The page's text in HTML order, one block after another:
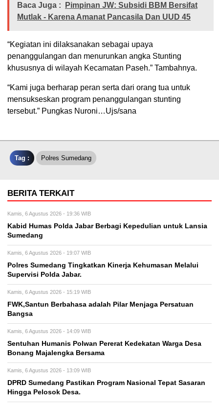
Baca Juga :
Pimpinan JW: Subsidi BBM Bersifat
Mutlak - Karena Amanat Pancasila Dan UUD 45
“Kegiatan ini dilaksanakan sebagai upaya
penanggulangan dan menurunkan angka Stunting
khususnya di wilayah Kecamatan Paseh.” Tambahnya.
“Kami juga berharap peran serta dari orang tua untuk
mensukseskan program penanggulangan stunting
tersebut.” Pungkas Nuroni…Ujs/sana
Tag : Polres Sumedang
BERITA TERKAIT
Kamis, 6 Agustus 2026 - 19:36 WIB
Kabid Humas Polda Jabar Berbagi Kepedulian untuk Lansia
Sumedang
Kamis, 6 Agustus 2026 - 19:07 WIB
Polres Sumedang Tingkatkan Kinerja Kehumasan Melalui
Supervisi Polda Jabar.
Kamis, 6 Agustus 2026 - 15:19 WIB
FWK,Santun Berbahasa adalah Pilar Menjaga Persatuan
Bangsa
Kamis, 6 Agustus 2026 - 14:09 WIB
Sentuhan Humanis Polwan Pererat Kedekatan Warga Desa
Bonang Majalengka Bersama
Kamis, 6 Agustus 2026 - 13:09 WIB
DPRD Sumedang Pastikan Program Nasional Tepat Sasaran
Hingga Pelosok Desa.